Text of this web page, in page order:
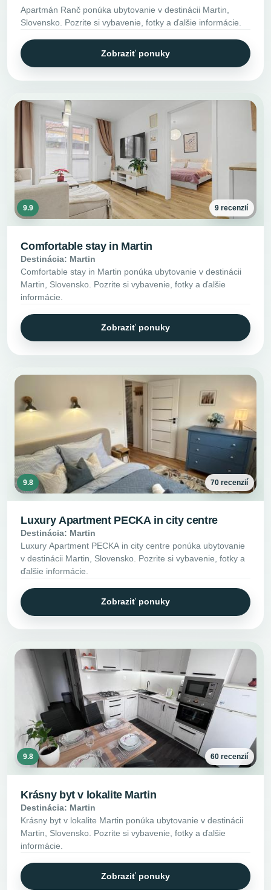
Apartmán Ranč ponúka ubytovanie v destinácii Martin,
Slovensko. Pozrite si vybavenie, fotky a ďalšie informácie.
Zobraziť ponuky
9.9 9 recenzií
Comfortable stay in Martin
Destinácia: Martin
Comfortable stay in Martin ponúka ubytovanie v destinácii
Martin, Slovensko. Pozrite si vybavenie, fotky a ďalšie
informácie.
Zobraziť ponuky
9.8 70 recenzií
Luxury Apartment PECKA in city centre
Destinácia: Martin
Luxury Apartment PECKA in city centre ponúka ubytovanie
v destinácii Martin, Slovensko. Pozrite si vybavenie, fotky a
ďalšie informácie.
Zobraziť ponuky
9.8 60 recenzií
Krásny byt v lokalite Martin
Destinácia: Martin
Krásny byt v lokalite Martin ponúka ubytovanie v destinácii
Martin, Slovensko. Pozrite si vybavenie, fotky a ďalšie
informácie.
Zobraziť ponuky